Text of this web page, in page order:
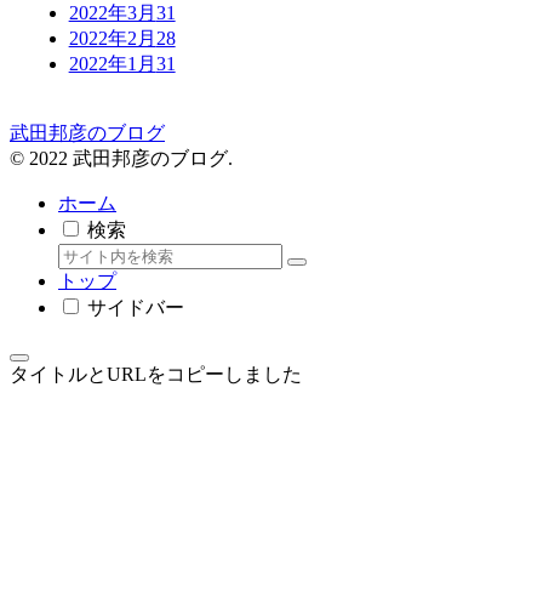
2022年3月 31
2022年2月 28
2022年1月 31
武田邦彦のブログ
© 2022 武田邦彦のブログ.
ホーム
検索
トップ
サイドバー
タイトルとURLをコピーしました